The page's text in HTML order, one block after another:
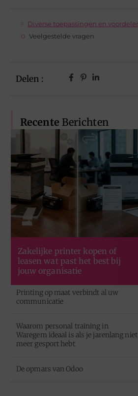
Veelgestelde vragen
Delen :
Recente Berichten
Zakelijke printer kopen of
leasen wat past het best bij
jouw organisatie
Printing op maat verbindt al uw
communicatie
Waarom personal training in
Waregem ideaal is als je jarenlang niet
meer gesport hebt
De opmars van Odoo